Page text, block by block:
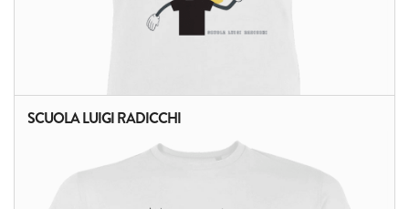
SCUOLA LUIGI RADICCHI